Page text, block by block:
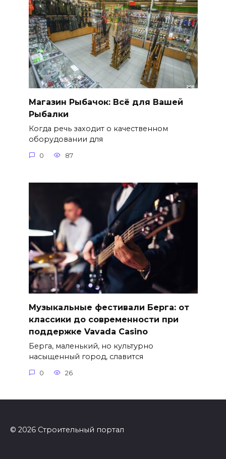
Магазин Рыбачок: Всё для Вашей
Рыбалки
Когда речь заходит о качественном
оборудовании для
0 87
Музыкальные фестивали Берга: от
классики до современности при
поддержке Vavada Casino
Берга, маленький, но культурно
насыщенный город, славится
0 26
© 2026 Строительный портал